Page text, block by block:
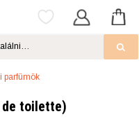
parfümök
de toilette)